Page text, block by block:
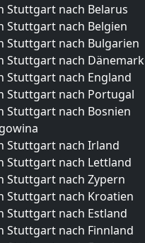
Stuttgart nach Belarus
Stuttgart nach Belgien
Stuttgart nach Bulgarien
Stuttgart nach Dänemark
Stuttgart nach England
Stuttgart nach Portugal
Stuttgart nach Bosnien
Stuttgart nach Irland
Stuttgart nach Lettland
Stuttgart nach Zypern
Stuttgart nach Kroatien
Stuttgart nach Estland
Stuttgart nach Finnland